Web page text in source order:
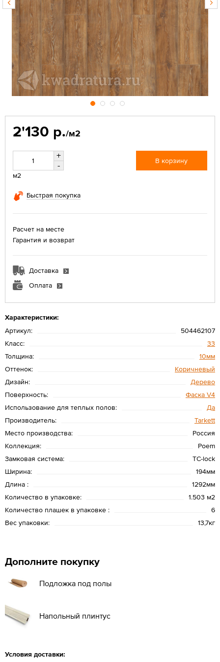
Характеристики:
Артикул:
504462107
Класс:
33
Толщина:
10мм
Оттенок:
Коричневый
Дизайн:
Дерево
Поверхность:
Фаска V4
Использование для теплых полов:
Да
Производитель:
Tarkett
Место производства:
Россия
Коллекция:
Poem
Замковая система:
TC-lock
Ширина:
194мм
Длина :
1292мм
Количество в упаковке:
1.503 м2
Количество плашек в упаковке :
6
Вес упаковки:
13,7кг
2'130 р./м2
+
-
м2
В корзину
Быстрая покупка
Расчет на месте
Гарантия и возврат
Доставка
Оплата
Дополните покупку
Подложка под полы
Напольный плинтус
Условия доставки: